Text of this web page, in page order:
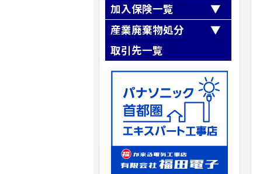
第一種電気工事士
第二種電気工事士
職長・安全衛生責任者
高所作業車運転技能講習
アーク溶接
小型移動式クレーン運転技能
玉掛け技能講習
自由研削といし
石綿（アスベスト）作業主任者
建築物石綿含有建材調査者
加入保険一覧
全日本電気工事業工業組合連合会
全日本電気工事業工業組合連合会
『業務災害補償制度』
SR茨城県労働保険事務組合加入
建設業退職金共済事業加入
産業廃棄物処分
取引先一覧
クリーンテックシオガイ（株）
株式会社リフレックス
株式会社ニシノ産業
株式会社NIPPO
株式会社フルヤ建商